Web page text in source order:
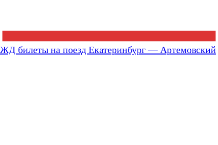
ЖД билеты на поезд Екатеринбург — Артемовский